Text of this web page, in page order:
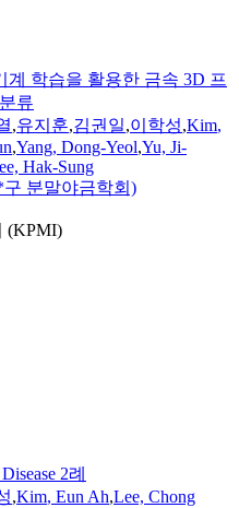
계 학습을 활용한 금속 3D 프
류
,유지훈,김권일,이학성,Kim,
,Yang, Dong-Yeol,Yu, Ji-
Hak-Sung
분말야금학회)
(KPMI)
2례
,Kim, EunAh,Lee, Chong